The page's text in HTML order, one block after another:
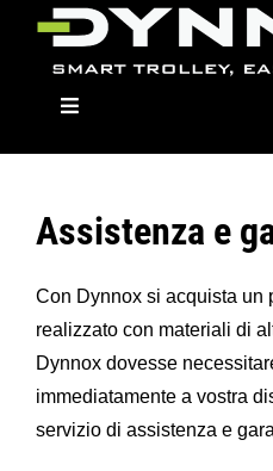
Skip
Toggle
Dynnox
I Modelli
Moduli
Assistenza e
Con Dynnox si acquista un
realizzato con materiali di
Dynnox dovesse
immediatamente a vostra
servizio di assistenza e